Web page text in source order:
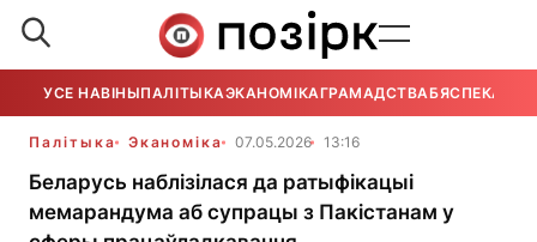
УСЕ НАВІНЫПАЛІТЫКАЭКАНОМІКАГРАМАДСТВАБЯСПЕКА
Палітыка Эканоміка 07.05.2026 13:16
Беларусь наблізілася да ратыфікацыі
мемарандума аб супрацы з Пакістанам у